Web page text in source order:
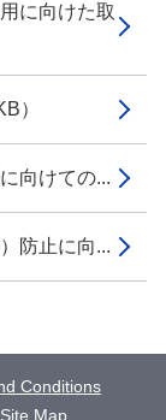
に向けた取
）
向けての...
防止に向...
Conditions
Site Map